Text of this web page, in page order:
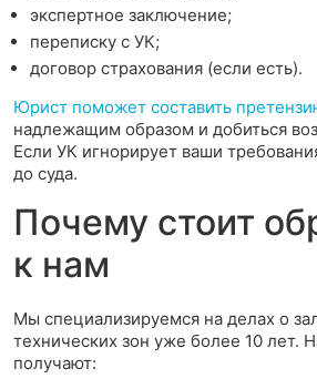
экспертное заключение;
переписку с УК;
договор страхования (если есть).
Юрист поможет составить
надлежащим образом и добиться
Если УК игнорирует ваши
до суда.
Почему стоит
к нам
Мы специализируемся на делах о
технических зон уже более 10 лет.
получают: